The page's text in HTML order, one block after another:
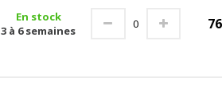
En stock
3 à 6 semaines